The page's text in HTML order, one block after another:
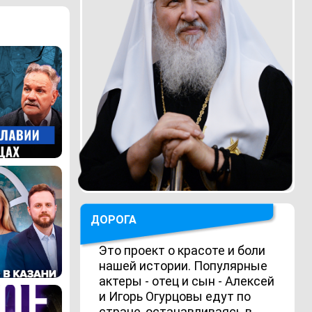
ДОРОГА
Это проект о красоте и боли
нашей истории. Популярные
актеры - отец и сын - Алексей
и Игорь Огурцовы едут по